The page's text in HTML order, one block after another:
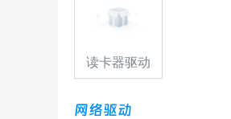
读卡器驱动
网络驱动